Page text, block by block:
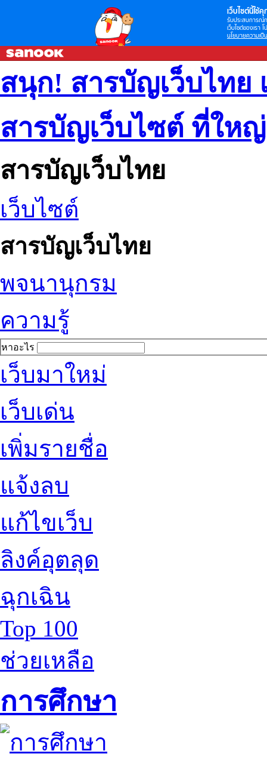
เว็บไซต์นี้ใช้คุ
รับประสบการณ์
เว็บไซต์ของเรา
นโยบายความเป็
สนุก! สารบัญเว็บไทย
สารบัญเว็บไซต์ ที่ให
สารบัญเว็บไทย
เว็บไซต์
สารบัญเว็บไทย
พจนานุกรม
ความรู้
หาอะไร
เว็บมาใหม่
เว็บเด่น
เพิ่มรายชื่อ
แจ้งลบ
แก้ไขเว็บ
ลิงค์อุตลุด
ฉุกเฉิน
Top 100
ช่วยเหลือ
การศึกษา